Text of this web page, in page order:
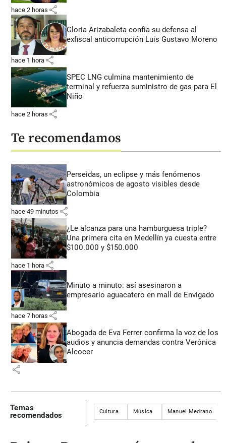
hace 2 horas share
Gloria Arizabaleta confía su defensa al
exfiscal anticorrupción Luis Gustavo Moreno
hace 1 hora share
SPEC LNG culmina mantenimiento de
terminal y refuerza suministro de gas para El
Niño
hace 2 horas share
Te recomendamos
Perseidas, un eclipse y más fenómenos
astronómicos de agosto visibles desde
Colombia
hace 49 minutos share
¿Le alcanza para una hamburguesa triple?
Una primera cita en Medellín ya cuesta entre
$100.000 y $150.000
hace 1 hora share
Minuto a minuto: así asesinaron a
empresario aguacatero en mall de Envigado
hace 7 horas share
Abogada de Eva Ferrer confirma la voz de los
audios y anuncia demandas contra Verónica
Alcocer
share
Temas
recomendados
Cultura Música Manuel Medrano